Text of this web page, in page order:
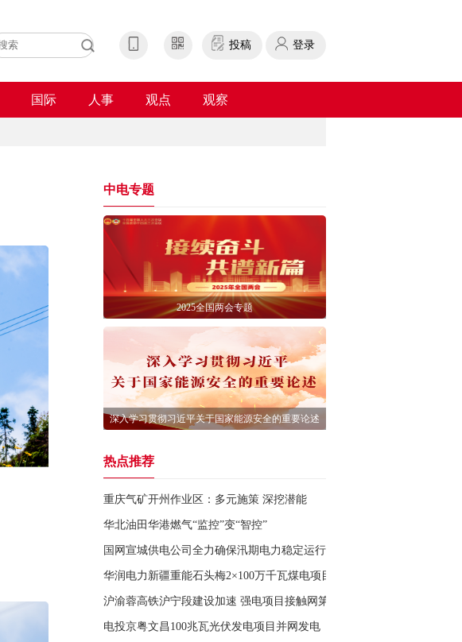
投稿 登录
国际 人事 观点 观察
中电专题
2025全国两会专题
深入学习贯彻习近平关于国家能源安全的重要论述
热点推荐
重庆气矿开州作业区：多元施策 深挖潜能
华北油田华港燃气“监控”变“智控”
国网宣城供电公司全力确保汛期电力稳定运行
华润电力新疆重能石头梅2×100万千瓦煤电项目1号机组并网一次成功
沪渝蓉高铁沪宁段建设加速 强电项目接触网第一杆成功组立
电投京粤文昌100兆瓦光伏发电项目并网发电